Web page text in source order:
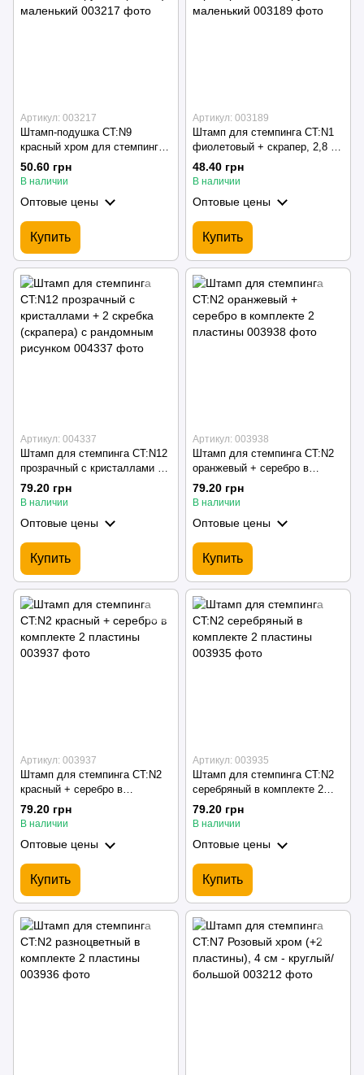
Артикул: 003217
Штамп-подушка CT:N9
красный хром для стемпинга
круглый (3,5 см) маленький
50.60 грн
В наличии
Оптовые цены
Купить
Артикул: 003189
Штамп для стемпинга CT:N1
фиолетовый + скрапер, 2,8 см
- круглый/маленький
48.40 грн
В наличии
Оптовые цены
Купить
Артикул: 004337
Штамп для стемпинга CT:N12
прозрачный с кристаллами +
2 скребка (скрапера) с
рандомным рисунком
79.20 грн
В наличии
Оптовые цены
Купить
Артикул: 003938
Штамп для стемпинга CT:N2
оранжевый + серебро в
комплекте 2 пластины
79.20 грн
В наличии
Оптовые цены
Купить
Артикул: 003937
Штамп для стемпинга CT:N2
красный + серебро в
комплекте 2 пластины
79.20 грн
В наличии
Оптовые цены
Купить
Артикул: 003935
Штамп для стемпинга CT:N2
серебряный в комплекте 2
пластины
79.20 грн
В наличии
Оптовые цены
Купить